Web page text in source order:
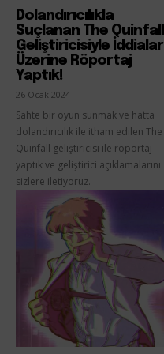
Dolandırıcılıkla
Suçlanan The Quinfall
Geliştiricisiyle İddialar
Üzerine Röportaj
Yaptık!
26 Ocak 2024
Sahte bir oyun sunmak ve hatta
dolandırıcılık ile itham edilen The
Quinfall geliştiricisi ile röportaj
yaptık ve geliştirici açıklamalarını
sizlere iletiyoruz.